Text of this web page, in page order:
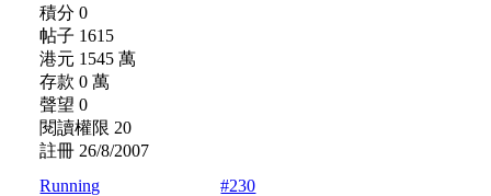
積分 0
帖子 1615
港元 1545 萬
存款 0 萬
聲望 0
閱讀權限 20
註冊 26/8/2007
Running
#230